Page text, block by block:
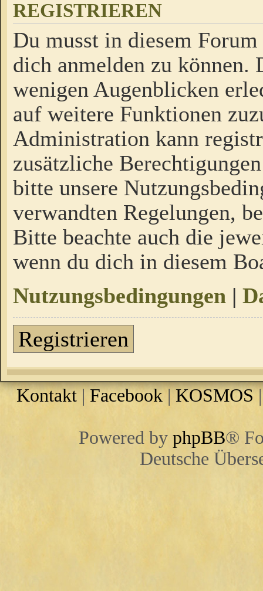
REGISTRIEREN
Du musst in diesem
dich anmelden zu
wenigen Augenblicken
auf weitere Funktionen
Administration kann
zusätzliche
bitte unsere
verwandten Regelungen,
Bitte beachte auch die
wenn du dich in diesem
Nutzungsbedingungen |
Registrieren
Kontakt | Facebook |KOSMOS
Powered by phpBB®
Deutsche